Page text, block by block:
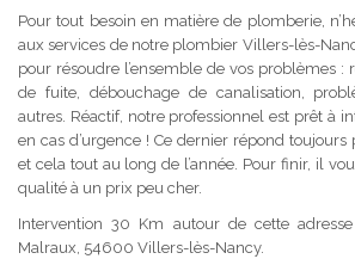
Pour tout besoin en matière de plomberie,
aux services de notre plombier Villers-lès-
pour résoudre l’ensemble de vos problèmes :
de fuite, débouchage de canalisation,
autres. Réactif, notre professionnel est prêt à
en cas d’urgence ! Ce dernier répond
et cela tout au long de l’année. Pour finir, il
qualité à un prix peu cher.
Intervention 30 Km autour de cette
Malraux, 54600 Villers-lès-Nancy.